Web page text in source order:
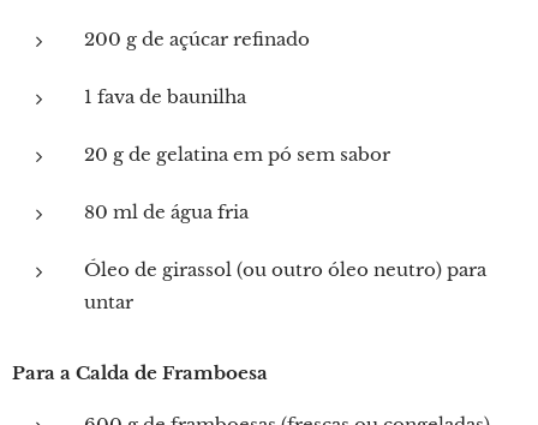
200 g de açúcar refinado
1 fava de baunilha
20 g de gelatina em pó sem sabor
80 ml de água fria
Óleo de girassol (ou outro óleo neutro) para
untar
Para a Calda de Framboesa